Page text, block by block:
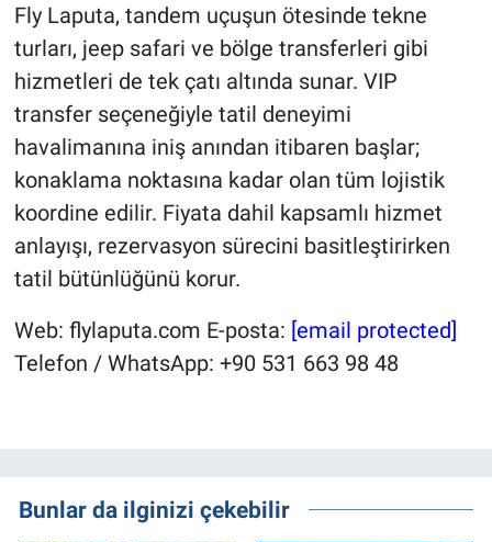
Fly Laputa, tandem uçuşun ötesinde tekne
turları, jeep safari ve bölge transferleri gibi
hizmetleri de tek çatı altında sunar. VIP
transfer seçeneğiyle tatil deneyimi
havalimanına iniş anından itibaren başlar;
konaklama noktasına kadar olan tüm lojistik
koordine edilir. Fiyata dahil kapsamlı hizmet
anlayışı, rezervasyon sürecini basitleştirirken
tatil bütünlüğünü korur.
Web: flylaputa.com E-posta: [email protected]
Telefon / WhatsApp: +90 531 663 98 48
Bunlar da ilginizi çekebilir